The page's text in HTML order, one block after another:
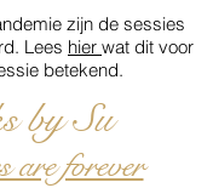
by Su
are forever
zijn de sessies
Lees hier wat dit voor
betekend.